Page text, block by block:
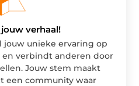
verhaal!
jouw unieke ervaring op
verbindt anderen door
Jouw stem maakt
een community waar